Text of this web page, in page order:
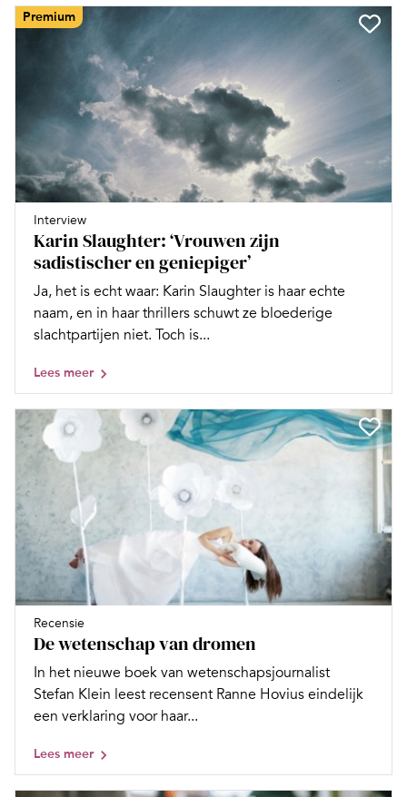
Premium
Interview
Karin Slaughter: ‘Vrouwen zijn
sadistischer en geniepiger’
Ja, het is echt waar: Karin Slaughter is haar echte
naam, en in haar thrillers schuwt ze bloederige
slachtpartijen niet. Toch is...
Lees meer
Recensie
De wetenschap van dromen
In het nieuwe boek van wetenschapsjournalist
Stefan Klein leest recensent Ranne Hovius eindelijk
een verklaring voor haar...
Lees meer